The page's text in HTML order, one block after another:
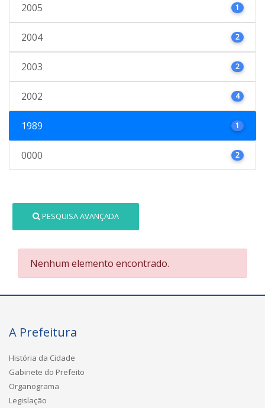
2005 1
2004 2
2003 2
2002 4
1989 1
0000 2
PESQUISA AVANÇADA
Nenhum elemento encontrado.
A Prefeitura
História da Cidade
Gabinete do Prefeito
Organograma
Legislação